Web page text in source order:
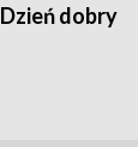
Dzień dobry